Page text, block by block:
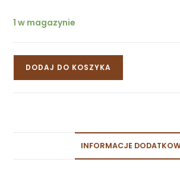
1 w magazynie
DODAJ DO KOSZYKA
INFORMACJE